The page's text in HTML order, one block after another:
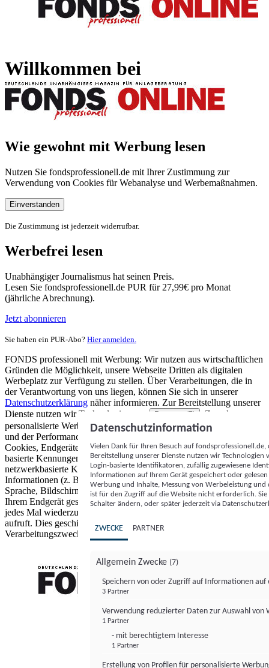
Willkommen bei
Wie gewohnt mit Werbung lesen
Nutzen Sie fondsprofessionell.de mit Ihrer Zustimmung zur
Verwendung von Cookies für Webanalyse und Werbemaßnahmen.
Einverstanden
Die Zustimmung ist jederzeit widerrufbar.
Werbefrei lesen
Unabhängiger Journalismus hat seinen Preis.
Lesen Sie fondsprofessionell.de PUR für 27,99€ pro Monat
(jährliche Abrechnung).
Jetzt abonnieren
Sie haben ein PUR-Abo? Hier anmelden.
FONDS professionell mit Werbung: Wir nutzen aus wirtschaftlichen
Gründen die Möglichkeit, unsere Webseite Dritten als digitalen
Werbeplatz zur Verfügung zu stellen. Über Verarbeitungen, die in
der Verantwortung von uns liegen, können Sie sich in unserer
Datenschutzerklärung näher informieren. Zur Bereitstellung unserer
Dienste nutzen wir Technologien von
Partnern (5)
. Zwecke:
personalisierte Werbung und Inhalte, Messung von Werbeleistung
und der Performance von Inhalten sowie Zielgruppenforschung.
Cookies, Endgeräte- oder ähnliche Online-Kennungen (z. B. login-
basierte Kennungen, zufällig generierte Kennungen,
netzwerkbasierte Kennungen) können zusammen mit anderen
Informationen (z. B. Browsertyp und Browserinformationen,
Sprache, Bildschirmgröße, unterstützte Technologien usw.) auf
Ihrem Endgerät gespeichert oder von dort ausgelesen werden, um es
jedes Mal wiederzuerkennen, wenn es eine App oder einer Webseite
aufruft. Dies geschieht für einen oder mehrere der hier aufgeführten
Verarbeitungszwecke.
Datenschutzinformation
Vielen Dank für Ihren Besuch auf
Bereitstellung unserer Dienste nutzen wir Technologien
Login-basierte Identifikatoren, zufällig zugewiesene
Informationen auf Ihrem Gerät gespeichert oder
Werbung und Inhalte, Messung von Werbeleistung
ist für den Zugriff auf die Website nicht erforderlich.
Schalter ändern, oder später jederzeit via
ZWECKE PARTNER
Allgemein Zwecke (7)
Speichern von oder Zugriff auf Informationen auf
3 Partner
Verwendung reduzierter Daten zur Auswahl von
1 Partner
- mit berechtigtem Interesse
1 Partner
Erstellung von Profilen für personalisierte
FONDS professionell